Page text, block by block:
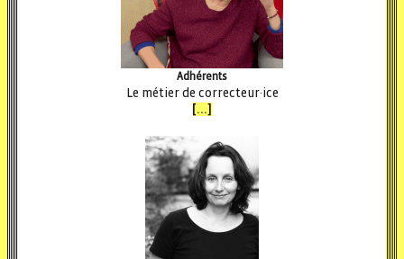
Adhérents
Le métier de correcteur·ice
[...]